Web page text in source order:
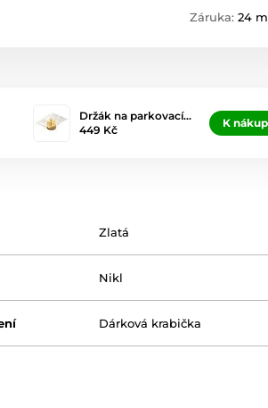
Záruka: 24
Držák na parkovací…
449 Kč
K
Zlatá
Nikl
Dárková krabička